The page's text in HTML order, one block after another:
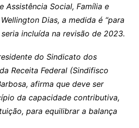
Assistência Social, Família e
Dias, a medida é “para
incluída na revisão de 2023.
do Sindicato dos
Receita Federal (Sindifisco
afirma que deve ser
da capacidade contributiva,
para equilibrar a balança